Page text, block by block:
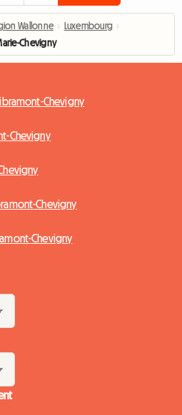
Wallonne › Luxembourg ›
Chevigny
Chevigny
Chevigny
Chevigny
Chevigny